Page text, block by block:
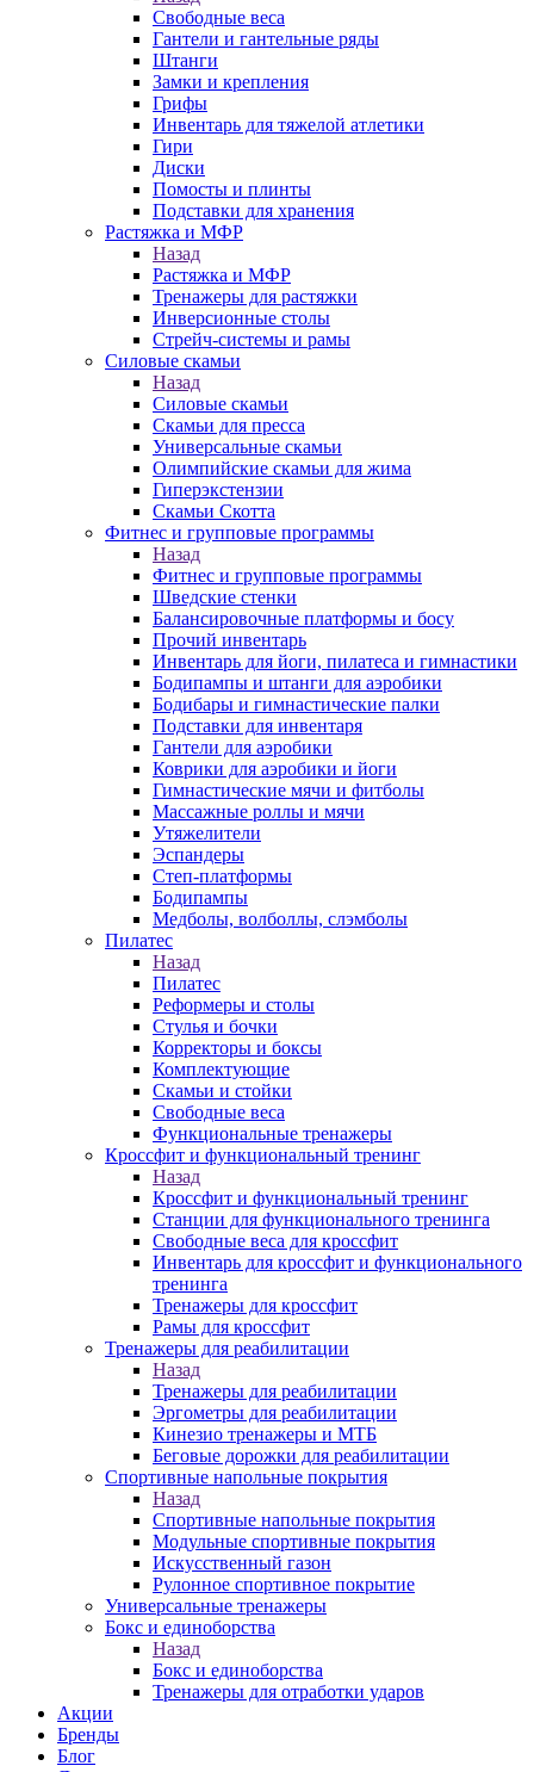
Свободные веса
Гантели и гантельные ряды
Штанги
Замки и крепления
Грифы
Инвентарь для тяжелой атлетики
Гири
Диски
Помосты и плинты
Подставки для хранения
Растяжка и МФР
Назад
Растяжка и МФР
Тренажеры для растяжки
Инверсионные столы
Стрейч-системы и рамы
Силовые скамьи
Назад
Силовые скамьи
Скамьи для пресса
Универсальные скамьи
Олимпийские скамьи для жима
Гиперэкстензии
Скамьи Скотта
Фитнес и групповые программы
Назад
Фитнес и групповые программы
Шведские стенки
Балансировочные платформы и босу
Прочий инвентарь
Инвентарь для йоги, пилатеса и гимнастики
Бодипампы и штанги для аэробики
Бодибары и гимнастические палки
Подставки для инвентаря
Гантели для аэробики
Коврики для аэробики и йоги
Гимнастические мячи и фитболы
Массажные роллы и мячи
Утяжелители
Эспандеры
Степ-платформы
Бодипампы
Медболы, волболлы, слэмболы
Пилатес
Назад
Пилатес
Реформеры и столы
Стулья и бочки
Корректоры и боксы
Комплектующие
Скамьи и стойки
Свободные веса
Функциональные тренажеры
Кроссфит и функциональный тренинг
Назад
Кроссфит и функциональный тренинг
Станции для функционального тренинга
Свободные веса для кроссфит
Инвентарь для кроссфит и функционального
тренинга
Тренажеры для кроссфит
Рамы для кроссфит
Тренажеры для реабилитации
Назад
Тренажеры для реабилитации
Эргометры для реабилитации
Кинезио тренажеры и МТБ
Беговые дорожки для реабилитации
Спортивные напольные покрытия
Назад
Спортивные напольные покрытия
Модульные спортивные покрытия
Искусственный газон
Рулонное спортивное покрытие
Универсальные тренажеры
Бокс и единоборства
Назад
Бокс и единоборства
Тренажеры для отработки ударов
Акции
Бренды
Блог